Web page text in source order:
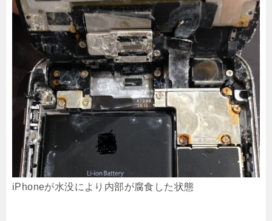
iPhoneが水没により内部が腐食した状態